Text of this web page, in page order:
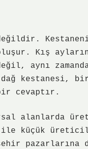
Kış
aynı
kestanesi,
cevaptır.
alanlarda
ile küçük
pazarlarına